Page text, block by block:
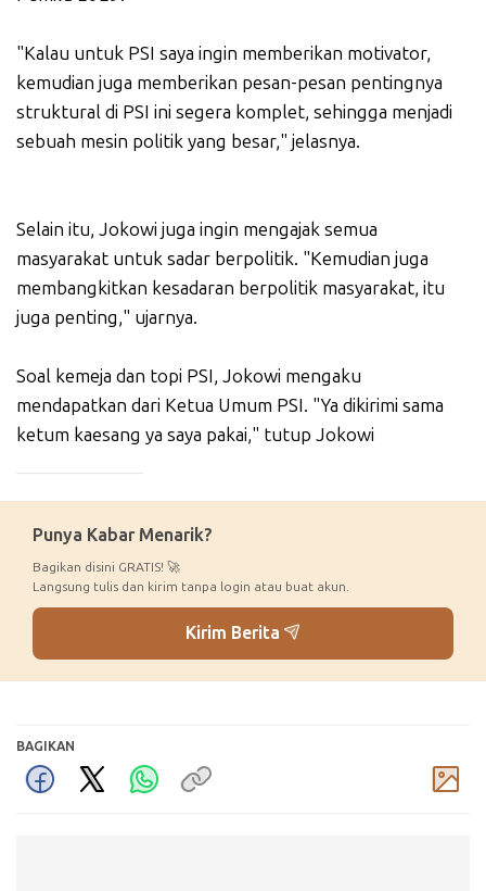
"Kalau untuk PSI saya ingin memberikan motivator,
kemudian juga memberikan pesan-pesan pentingnya
struktural di PSI ini segera komplet, sehingga menjadi
sebuah mesin politik yang besar," jelasnya.
Selain itu, Jokowi juga ingin mengajak semua
masyarakat untuk sadar berpolitik. "Kemudian juga
membangkitkan kesadaran berpolitik masyarakat, itu
juga penting," ujarnya.
Soal kemeja dan topi PSI, Jokowi mengaku
mendapatkan dari Ketua Umum PSI. "Ya dikirimi sama
ketum kaesang ya saya pakai," tutup Jokowi
Punya Kabar Menarik?
Bagikan disini GRATIS! 🚀
Langsung tulis dan kirim tanpa login atau buat akun.
Kirim Berita
BAGIKAN